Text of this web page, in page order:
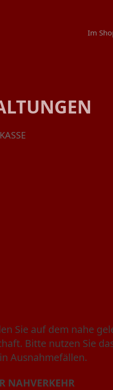
Im
Sie auf dem nahe
Bitte nutzen Sie
Ausnahmefällen.
NAHVERKEHR